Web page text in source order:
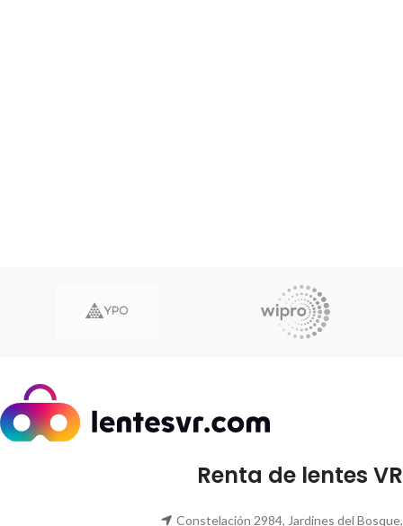
Renta de lentes VR
Constelación 2984, Jardines del Bosque,